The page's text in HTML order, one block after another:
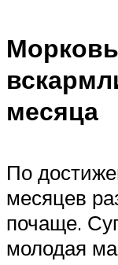
месяца
По
месяцев
почаще.
молодая